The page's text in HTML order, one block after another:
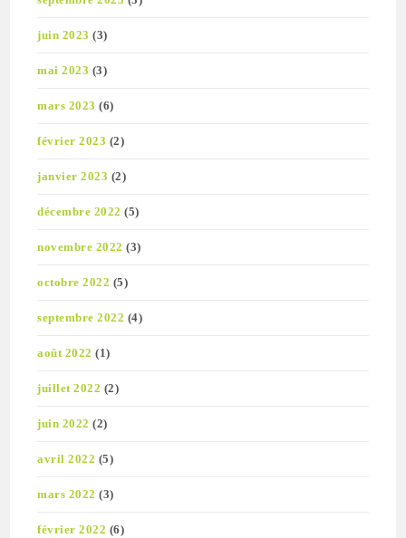
juin 2023 (3)
mai 2023 (3)
mars 2023 (6)
février 2023 (2)
janvier 2023 (2)
décembre 2022 (5)
novembre 2022 (3)
octobre 2022 (5)
septembre 2022 (4)
août 2022 (1)
juillet 2022 (2)
juin 2022 (2)
avril 2022 (5)
mars 2022 (3)
février 2022 (6)